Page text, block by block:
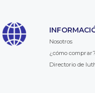
Nosotros
¿cómo comprar?
Directorio de